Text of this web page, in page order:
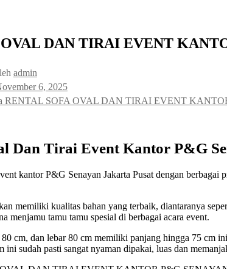
DAN TIRAI EVENT
admin
6, 2025
RENTAL SOFA OVAL DAN TIRAI EVENT
Dan Tirai Event Kantor P&G
kantor P&G Senayan Jakarta Pusat dengan
memiliki kualitas bahan yang terbaik, diantaranya
menjamu tamu tamu spesial di berbagai acara event.
cm, dan lebar 80 cm memiliki panjang hingga 75 cm
ini sudah pasti sangat nyaman dipakai, luas dan